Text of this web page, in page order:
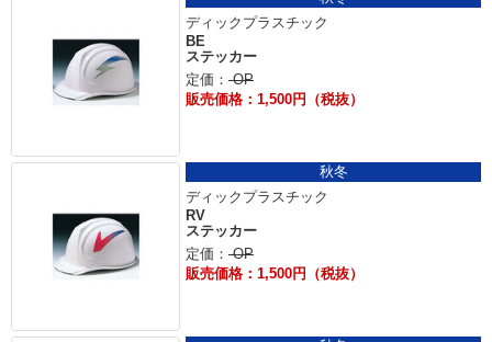
ディックプラスチック
BE
ステッカー
定価： OP
販売価格：1,500円（税抜）
秋冬
ディックプラスチック
RV
ステッカー
定価： OP
販売価格：1,500円（税抜）